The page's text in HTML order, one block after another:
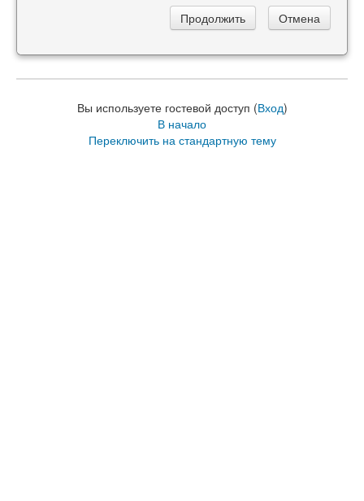
Вы используете гостевой доступ (Вход)
В начало
Переключить на стандартную тему